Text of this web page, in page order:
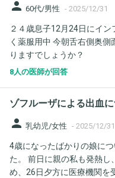
ろしくお願いいたします。
person 60代/男性 - 2025/12/31
２４歳息子12月24日にイ
く薬服用中 今朝舌右側奥
りますでしょうか？
8人の医師が回答
ゾフルーザによる出血
person 乳幼児/女性 - 2025/12/31
4歳になったばかりの娘についてです。 26日
た。 前日に親の私も発熱し、
め、26日夕方に医療機関を